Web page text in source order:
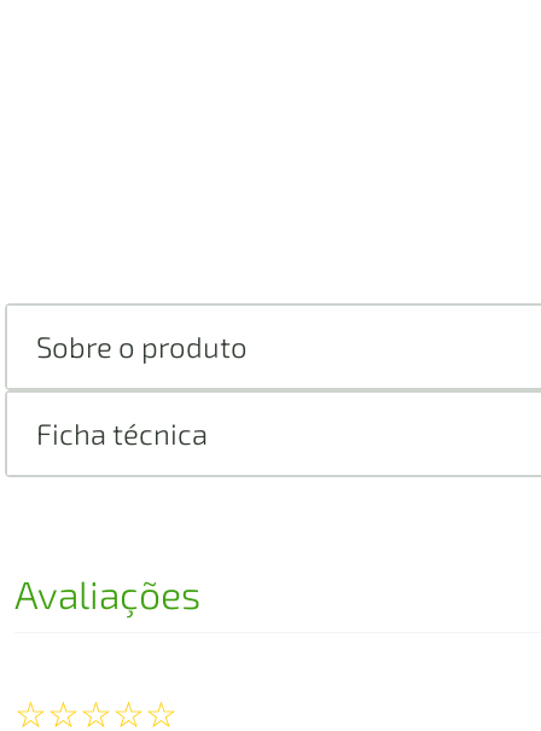
Sobre o produto
Ficha técnica
Avaliações
☆☆☆☆☆